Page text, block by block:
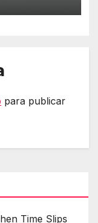
para publicar
Time Slips